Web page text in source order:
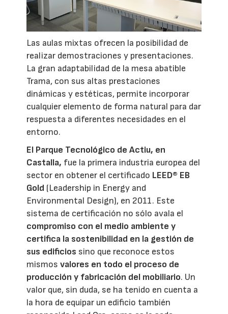
Las aulas mixtas ofrecen la posibilidad de
realizar demostraciones y presentaciones.
La gran adaptabilidad de la mesa abatible
Trama, con sus altas prestaciones
dinámicas y estéticas, permite incorporar
cualquier elemento de forma natural para dar
respuesta a diferentes necesidades en el
entorno.
El Parque Tecnológico de Actiu, en
Castalla, fue la primera industria europea del
sector en obtener el certificado LEED® EB
Gold (Leadership in Energy and
Environmental Design), en 2011. Este
sistema de certificación no sólo avala el
compromiso con el medio ambiente y
certifica la sostenibilidad en la gestión de
sus edificios sino que reconoce estos
mismosvalores en todo el proceso de
producción y fabricación del mobiliario. Un
valor que, sin duda, se ha tenido en cuenta a
la hora de equipar un edificio también